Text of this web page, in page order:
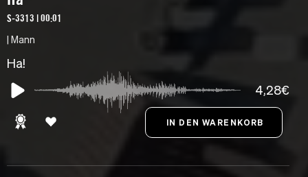
S-3313 | 00:01
| Mann
Ha!
4,28€